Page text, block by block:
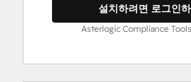
설치하려면 로그인
Asterlogic Compliance